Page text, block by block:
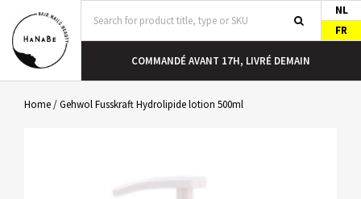
NL
FR
COMMANDÉ AVANT 17H, LIVRÉ DEMAIN
Home/Gehwol Fusskraft Hydrolipide lotion 500ml